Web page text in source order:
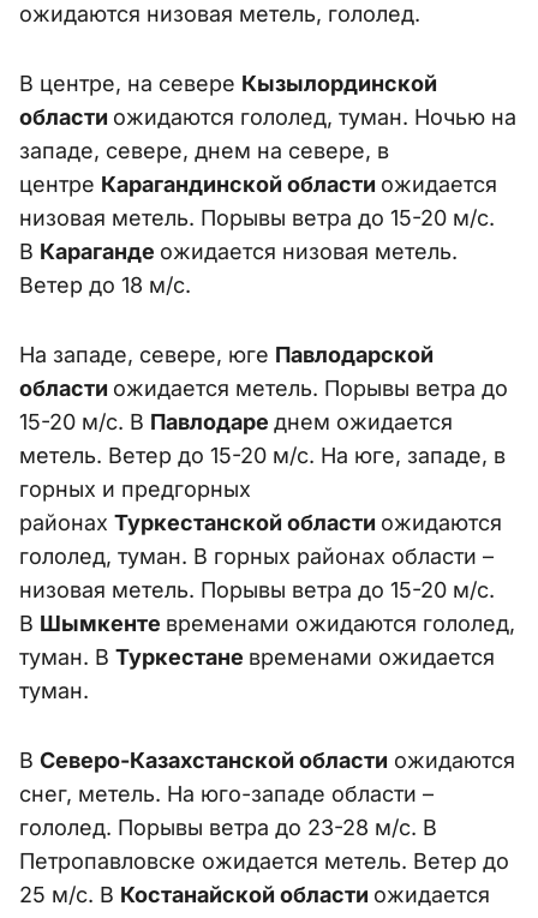
ожидаются низовая метель, гололед.
В центре, на севере Кызылординской
области ожидаются гололед, туман. Ночью на
западе, севере, днем на севере, в
центре Карагандинской области ожидается
низовая метель. Порывы ветра до 15-20 м/с.
В Караганде ожидается низовая метель.
Ветер до 18 м/с.
На западе, севере, юге Павлодарской
области ожидается метель. Порывы ветра до
15-20 м/с. В Павлодаре днем ожидается
метель. Ветер до 15-20 м/с. На юге, западе, в
горных и предгорных
районах Туркестанской области ожидаются
гололед, туман. В горных районах области –
низовая метель. Порывы ветра до 15-20 м/с.
В Шымкенте временами ожидаются гололед,
туман. В Туркестане временами ожидается
туман.
В Северо-Казахстанской области ожидаются
снег, метель. На юго-западе области –
гололед. Порывы ветра до 23-28 м/с. В
Петропавловске ожидается метель. Ветер до
25 м/с. В Костанайской области ожидается